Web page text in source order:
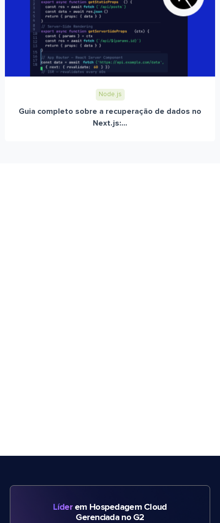
Node.js
Guia completo sobre a recuperação de dados no
Next.js:...
Líderem Hospedagem Cloud
Gerenciada no G2